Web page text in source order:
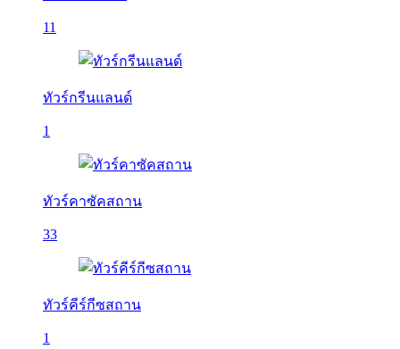
11
ทัวร์กรีนแลนด์
1
ทัวร์คาซัคสถาน
33
ทัวร์คีร์กีซสถาน
1